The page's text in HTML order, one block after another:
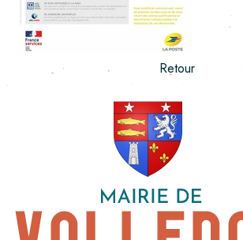
Retour